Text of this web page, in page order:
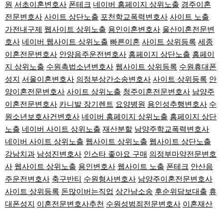
원 서초이혼변호사 폰테크 네이버 홈페이지 상위노출 경주이혼
전문변호사 사이트 상단노출 포천학교폭력변호사 사이트 노출
가전내구제
웹사이트 상위노출 용인이혼변호사 울산이혼전문변
호사 네이버 웹사이트 상위노출 빠른이혼 사이트 상위등록 세종
이혼전문변호사 안양음주운전변호사 홈페이지 상단노출 홈페이
지 상위노출 수원촉법소년변호사 웹사이트 상위등록 수원휴대폰
성지 서울이혼변호사 의정부상간소송변호사 사이트 상위등록 안
양이혼전문변호사 사이트 상위노출 청주이혼전문변호사 남양주
이혼전문변호사 카니발 장기렌트 요양병원 용인성추행변호사 수
원소년보호사건변호사 네이버 홈페이지 상위노출 홈페이지 상단
노출 네이버 사이트 상위노출 재산분할 남양주학교폭력변호사
네이버 사이트 상위노출 웹사이트 상위노출 웹사이트 상단노출
강남치과 남성진변호사 인스타 좋아요 구매 의정부마약전문변호
사 웹사이트 상위노출 용인변호사 웹사이트 노출 폰테크 안산음
주운전변호사 축구반티 수원형사변호사 남양주이혼전문변호사
사이트 상위등록 돈많이버는직업 상간남소송 후순위담보대출 휴
대폰성지
이혼전문변호사추천 수원성범죄전문변호사 이혼재산